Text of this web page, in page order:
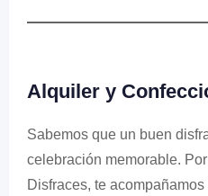
Alquiler y
Sabemos que un buen
celebración memorable.
Disfraces, te